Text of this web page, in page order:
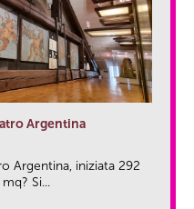
Argentina
Argentina, iniziata 292
Si...